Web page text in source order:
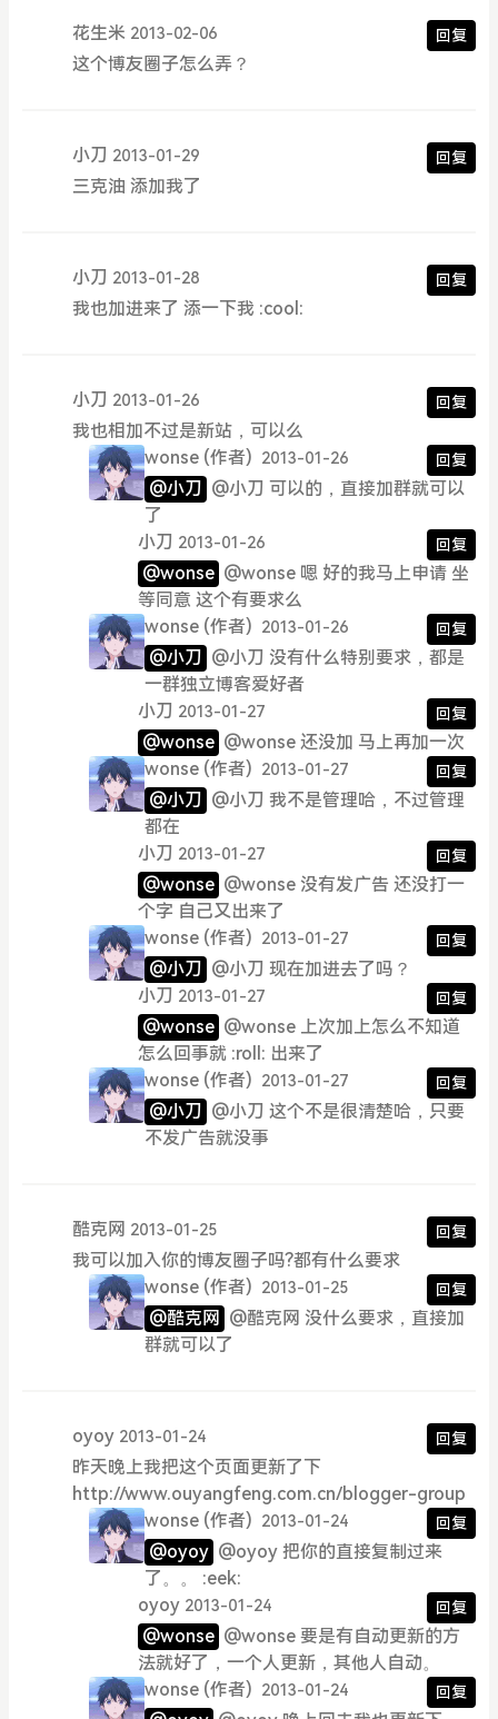
花生米 2013-02-06 回复
这个博友圈子怎么弄？
小刀 2013-01-29 回复
三克油 添加我了
小刀 2013-01-28 回复
我也加进来了 添一下我 :cool:
小刀 2013-01-26 回复
我也相加不过是新站，可以么
wonse (作者) 2013-01-26 回复
@小刀 @小刀 可以的，直接加群就可以
了
小刀 2013-01-26 回复
@wonse @wonse 嗯 好的我马上申请 坐
等同意 这个有要求么
wonse (作者) 2013-01-26 回复
@小刀 @小刀 没有什么特别要求，都是
一群独立博客爱好者
小刀 2013-01-27 回复
@wonse @wonse 还没加 马上再加一次
wonse (作者) 2013-01-27 回复
@小刀 @小刀 我不是管理哈，不过管理
都在
小刀 2013-01-27 回复
@wonse @wonse 没有发广告 还没打一
个字 自己又出来了
wonse (作者) 2013-01-27 回复
@小刀 @小刀 现在加进去了吗？
小刀 2013-01-27 回复
@wonse @wonse 上次加上怎么不知道
怎么回事就 :roll: 出来了
wonse (作者) 2013-01-27 回复
@小刀 @小刀 这个不是很清楚哈，只要
不发广告就没事
酷克网 2013-01-25 回复
我可以加入你的博友圈子吗?都有什么要求
wonse (作者) 2013-01-25 回复
@酷克网
@酷克网 没什么要求，直接加
群就可以了
oyoy 2013-01-24 回复
昨天晚上我把这个页面更新了下
http://www.ouyangfeng.com.cn/blogger-group
wonse (作者) 2013-01-24 回复
@oyoy @oyoy 把你的直接复制过来
了。。 :eek:
oyoy 2013-01-24 回复
@wonse @wonse 要是有自动更新的方
法就好了，一个人更新，其他人自动。
wonse (作者) 2013-01-24 回复